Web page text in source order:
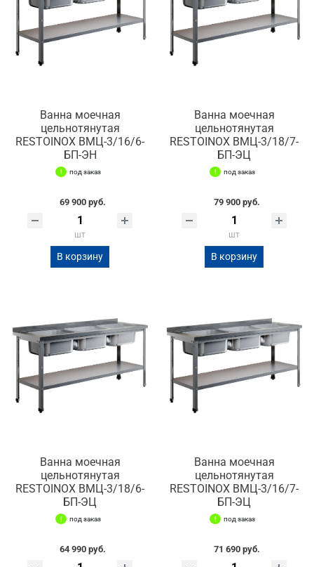
Ванна моечная
цельнотянутая
RESTOINOX ВМЦ-3/16/6-
БП-ЭН
под заказ
69 900 руб.
шт
В корзину
Ванна моечная
цельнотянутая
RESTOINOX ВМЦ-3/18/7-
БП-ЭЦ
под заказ
79 900 руб.
шт
В корзину
Ванна моечная
цельнотянутая
RESTOINOX ВМЦ-3/18/6-
БП-ЭЦ
под заказ
64 990 руб.
Ванна моечная
цельнотянутая
RESTOINOX ВМЦ-3/16/7-
БП-ЭЦ
под заказ
71 690 руб.